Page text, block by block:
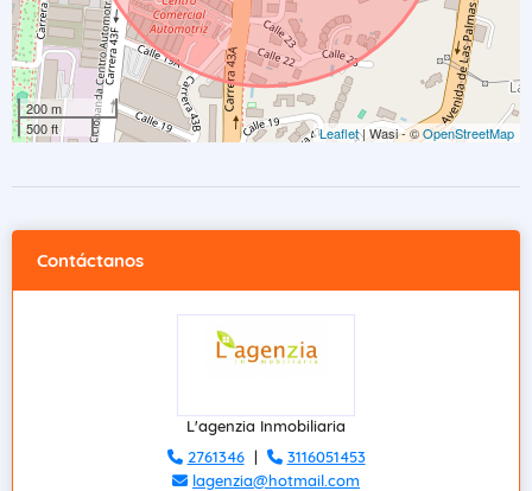
200 m
500 ft
Leaflet| Wasi - ©OpenStreetMap
Contáctanos
L'agenzia Inmobiliaria
2761346|
3116051453
lagenzia@hotmail.com